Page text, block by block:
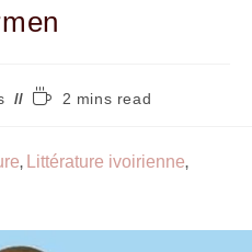
2 mins read
, Littérature ivoirienne,